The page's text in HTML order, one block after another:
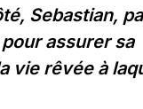
Sebastian,
assurer sa
vie rêvée à